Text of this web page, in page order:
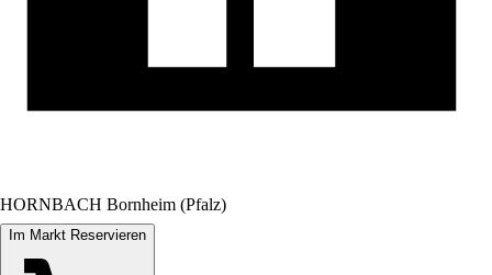
HORNBACH Bornheim (Pfalz)
Im Markt Reservieren